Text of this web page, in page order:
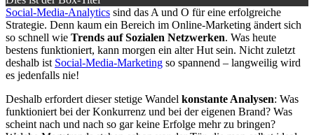
Social-Media-Analytics sind das A und O für eine erfolgreiche
Strategie. Denn kaum ein Bereich im Online-Marketing ändert sich
so schnell wie Trends auf Sozialen Netzwerken. Was heute
bestens funktioniert, kann morgen ein alter Hut sein. Nicht zuletzt
deshalb ist Social-Media-Marketing so spannend – langweilig wird
es jedenfalls nie!
Deshalb erfordert dieser stetige Wandel konstante Analysen: Was
funktioniert bei der Konkurrenz und bei der eigenen Brand? Was
scheint nach und nach so gar keine Erfolge mehr zu bringen?